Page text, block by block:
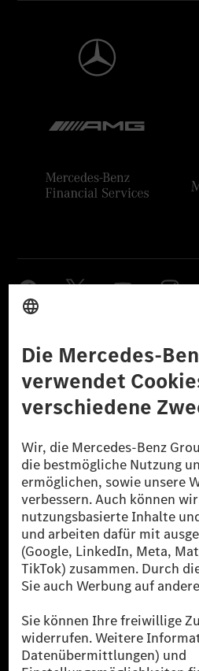
Datenschutz Lizenzhinweise
© 2026 Mercedes-Benz Group AG. Alle
[1] Bilanziell CO₂-neutral bedeutet, dass
reduzierte CO₂-Emissionen bei der
zertifizierte Ausgleichsprojekte
[2] Renewable Charging ist ein integraler
Public in Europa, den USA, Kanada und
Ladestation noch kein Strom aus
verwendet Renewable Charging
sicher, dass für Ladevorgänge über
Strommenge aus erneuerbaren Energien
als sechs Jahre sind.
* Inkl. EKOenergy Ökolabel
* Die angegebenen Werte wurden nach
Messverfahren WLTP (Worldwide